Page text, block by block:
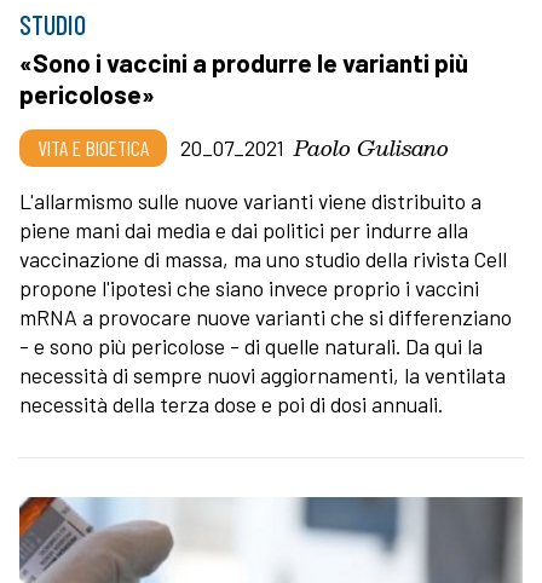
STUDIO
«Sono i vaccini a produrre le varianti più
pericolose»
VITA E BIOETICA 20_07_2021 Paolo Gulisano
L'allarmismo sulle nuove varianti viene distribuito a
piene mani dai media e dai politici per indurre alla
vaccinazione di massa, ma uno studio della rivista Cell
propone l'ipotesi che siano invece proprio i vaccini
mRNA a provocare nuove varianti che si differenziano
- e sono più pericolose - di quelle naturali. Da qui la
necessità di sempre nuovi aggiornamenti, la ventilata
necessità della terza dose e poi di dosi annuali.